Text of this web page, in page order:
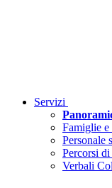
Servizi
Famiglie e
Personale
Percorsi
Verbali